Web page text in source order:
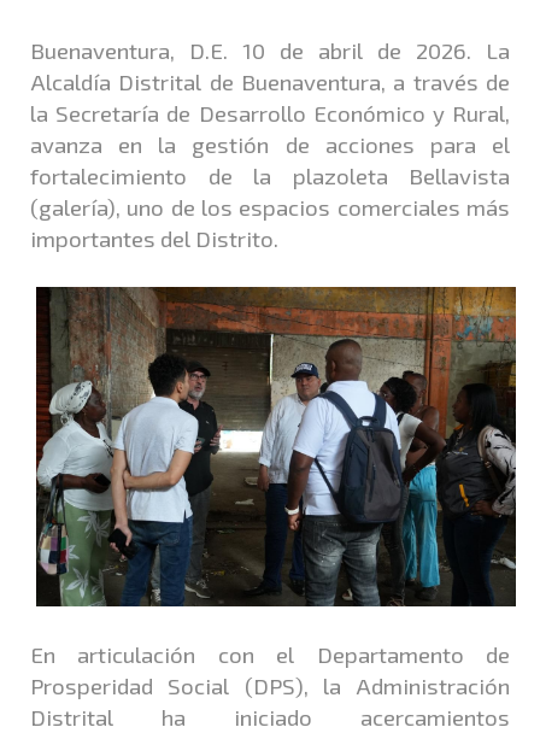
Buenaventura, D.E. 10 de abril de 2026. La
Alcaldía Distrital de Buenaventura, a través de
la Secretaría de Desarrollo Económico y Rural,
avanza en la gestión de acciones para el
fortalecimiento de la plazoleta Bellavista
(galería), uno de los espacios comerciales más
importantes del Distrito.
En articulación con el Departamento de
Prosperidad Social (DPS), la Administración
Distrital ha iniciado acercamientos